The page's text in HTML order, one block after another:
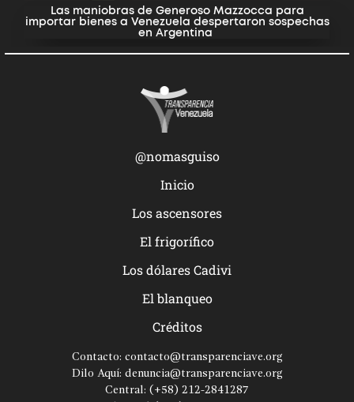
Las maniobras de Generoso Mazzocca para
importar bienes a Venezuela despertaron sospechas
en Argentina ​
@nomasguiso
Inicio
Los ascensores
El frigorífico
Los dólares Cadivi
El blanqueo
Créditos
Contacto: contacto@transparenciave.org
Dilo Aquí: denuncia@transparenciave.org
Central: (+58) 212-2841287